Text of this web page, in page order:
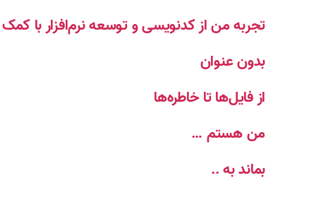
تجربه من از کدنویسی و توسعه نرم‌افزار با
بدون عنوان
از فایل‌ها تا خاطره‌ها
من هستم …
بماند به ..